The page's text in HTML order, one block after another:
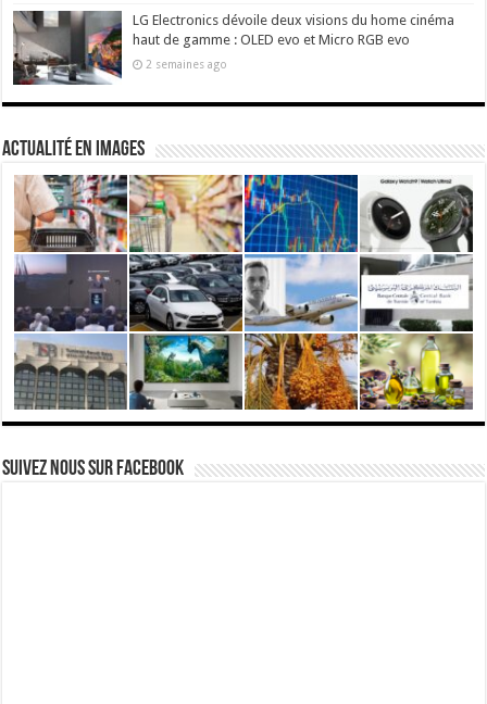
LG Electronics dévoile deux visions du home cinéma
haut de gamme : OLED evo et Micro RGB evo
2 semaines ago
actualité en images
Suivez nous Sur Facebook